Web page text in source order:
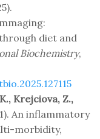
diet and
Biochemistry,
Krejciova, Z.,
An inflammatory
morbidity,